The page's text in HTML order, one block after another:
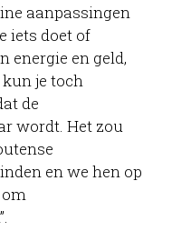
aanpassingen
iets doet of
energie en geld,
je toch
de
wordt. Het zou
en we hen op